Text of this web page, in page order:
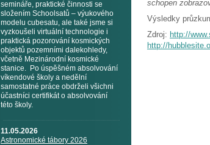
semináře, praktické činnosti se
složením Schoolsatů – výukového
modelu cubesatu, ale také jsme si
vyzkoušeli virtuální technologie i
praktická pozorování kosmických
objektů pozemními dalekohledy,
včetně Mezinárodní kosmické
stanice. Po úspěšném absolvování
víkendové školy a nedělní
samostatné práce obdrželi všichni
účastníci certifikát o absolvování
této školy.
11.05.2026
Astronomické tábory 2026
schopen
Výsledky
Zdroj: http://
http://